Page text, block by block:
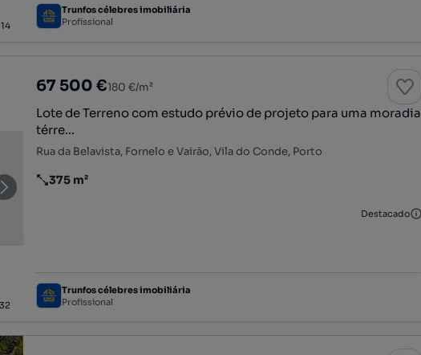
14
Trunfos célebres imobiliária
Profissional
32
67 500 €180 €/m²
Lote de Terreno com estudo prévio de projeto para uma moradia
térre...
Rua da Belavista, Fornelo e Vairão, Vila do Conde, Porto
Preço por metro quadrado
375 m²
Destacado
Trunfos célebres imobiliária
Profissional